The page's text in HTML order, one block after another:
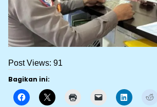
Post Views: 91
Bagikan ini: